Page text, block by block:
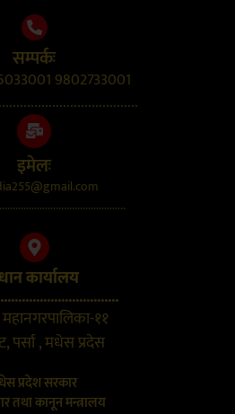
सम्पर्कः
9802733001
इमेलः
कार्यालय
११
पर्सा , मधेस प्रदेस
प्रदेश सरकार
तथा कानून मन्त्रालय